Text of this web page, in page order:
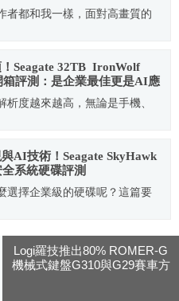
者都和我一樣，面對高畫質的
Seagate 32TB IronWolf
箱評測：是企業最佳更是AI應
料備份首選
析度越來越高，無論是手機、
AI技術！Seagate SkyHawk
系統硬碟評測
選擇企業級的硬碟呢？這篇要
Logi羅技推出80% ROMER-G
機械式鍵盤G310與G29賽車方